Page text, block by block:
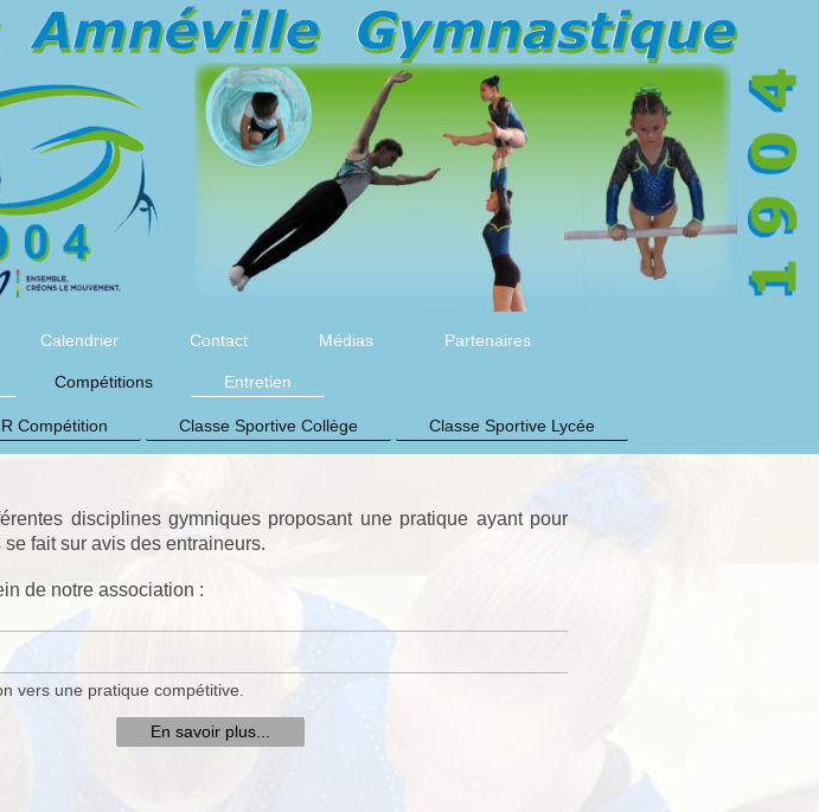
Calendrier Contact Médias Partenaires
Compétitions Entretien
Compétition Classe Sportive Collège Classe Sportive Lycée
disciplines gymniques proposant une pratique ayant pour
fait sur avis des entraineurs.
de notre association :
vers une pratique compétitive.
En savoir plus...